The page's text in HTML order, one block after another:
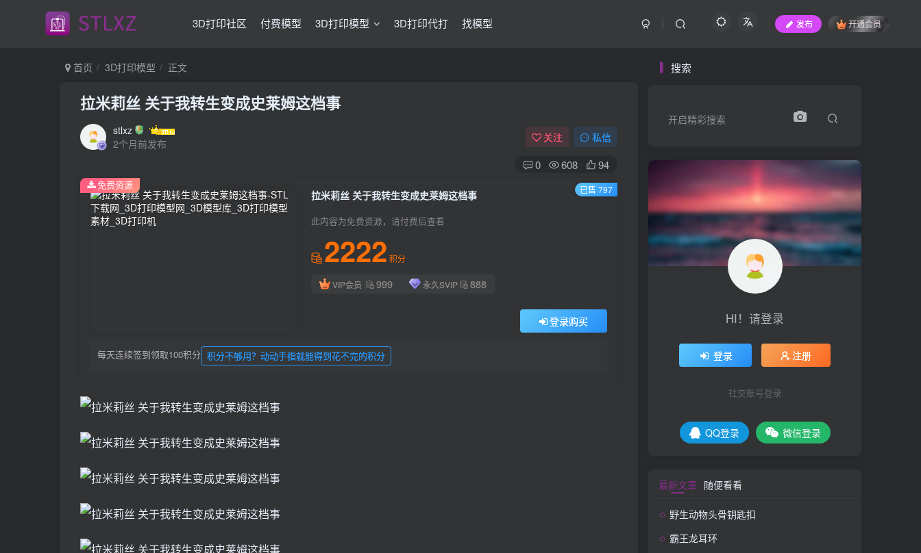
3D打印社区 付费模型 3D打印模型 3D打印代打 找模型 发布 开通会员
首页 3D打印模型 正文
拉米莉丝 关于我转生变成史莱姆这档事
stlxz
2个月前发布
关注 私信
0 608 94
拉米莉丝 关于我转生变成史莱姆这档事
此内容为免费资源，请付费后查看
2222 积分
VIP会员 999 永久SVIP 888
登录购买
每天连续签到领取100积分 积分不够用？动动手指就能得到花不完的积分
免费资源 已售 797
搜索
开启精彩搜索
HI！请登录
登录 注册
社交账号登录
QQ登录 微信登录
最新文章 随便看看
野生动物头骨钥匙扣
霸王龙耳环